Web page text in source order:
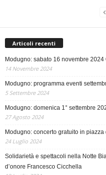
Articoli recenti
Modugno: sabato 16 novembre
14 Novembre 2024
Modugno: programma eventi
5 Settembre 2024
Modugno: domenica 1° settembre
27 Agosto 2024
Modugno: concerto gratuito in piazza
24 Luglio 2024
Solidarietà e spettacoli nella Notte
d’onore Francesco Cicchella